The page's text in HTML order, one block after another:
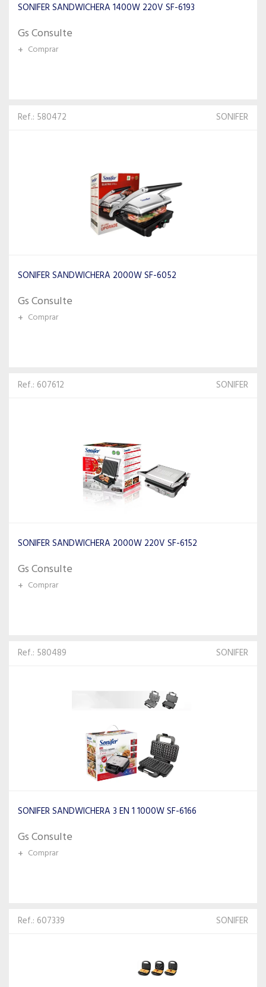
SONIFER SANDWICHERA 1400W 220V SF-6193
Gs Consulte
+ Comprar
Ref.: 580472 SONIFER
SONIFER SANDWICHERA 2000W SF-6052
Gs Consulte
+ Comprar
Ref.: 607612 SONIFER
SONIFER SANDWICHERA 2000W 220V SF-6152
Gs Consulte
+ Comprar
Ref.: 580489 SONIFER
SONIFER SANDWICHERA 3 EN 1 1000W SF-6166
Gs Consulte
+ Comprar
Ref.: 607339 SONIFER